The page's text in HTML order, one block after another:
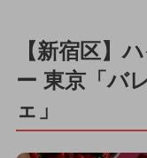
【新宿区】
ー 東京「バ
ェ」